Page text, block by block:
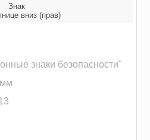
Знак
вниз (прав)
знаки безопасности"